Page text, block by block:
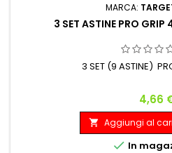
MARCA:
3 SET ASTINE PRO GRIP
3 SET (9 ASTINE)
4,66
 Aggiungi al
 In